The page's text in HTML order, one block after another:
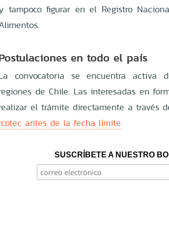
tampoco figurar en el Registro
en todo el país
convocatoria se encuentra activa
de Chile. Las interesadas en
el trámite directamente a través
antes de la fecha límite.
SUSCRÍBETE A NUESTRO